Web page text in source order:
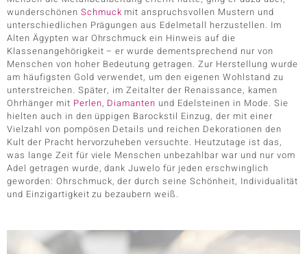
wunderschönen Schmuck mit anspruchsvollen Mustern und
unterschiedlichen Prägungen aus Edelmetall herzustellen. Im
Alten Ägypten war Ohrschmuck ein Hinweis auf die
Klassenangehörigkeit – er wurde dementsprechend nur von
Menschen von hoher Bedeutung getragen. Zur Herstellung wurde
am häufigsten Gold verwendet, um den eigenen Wohlstand zu
unterstreichen. Später, im Zeitalter der Renaissance, kamen
Ohrhänger mit Perlen, Diamanten und Edelsteinen in Mode. Sie
hielten auch in den üppigen Barockstil Einzug, der mit einer
Vielzahl von pompösen Details und reichen Dekorationen den
Kult der Pracht hervorzuheben versuchte. Heutzutage ist das,
was lange Zeit für viele Menschen unbezahlbar war und nur vom
Adel getragen wurde, dank Juwelo für jeden erschwinglich
geworden: Ohrschmuck, der durch seine Schönheit, Individualität
und Einzigartigkeit zu bezaubern weiß.